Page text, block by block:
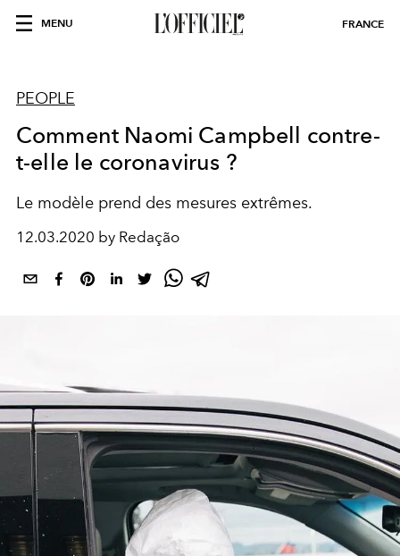
MENU FRANCE
PEOPLE
Comment Naomi Campbell contre-
t-elle le coronavirus ?
Le modèle prend des mesures extrêmes.
12.03.2020 by Redação